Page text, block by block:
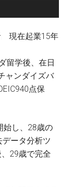
現在起業15年
留学後、在日
ャンダイズバ
点保
始し、28歳の
データ分析ツ
29歳で完全